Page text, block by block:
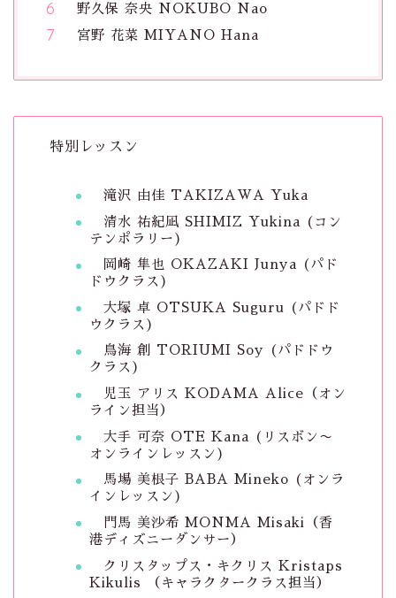
野久保 奈央 NOKUBO Nao
宮野 花菜 MIYANO Hana
特別レッスン
滝沢 由佳 TAKIZAWA Yuka
清水 祐紀凪 SHIMIZ Yukina (コン
テンポラリー)
岡崎 隼也 OKAZAKI Junya (パド
ドウクラス)
大塚 卓 OTSUKA Suguru (パドド
ウクラス)
鳥海 創 TORIUMI Soy (パドドウ
クラス)
児玉 アリス KODAMA Alice（オン
ライン担当）
大手 可奈 OTE Kana (リスボン〜
オンラインレッスン)
馬場 美根子 BABA Mineko (オンラ
インレッスン)
門馬 美沙希 MONMA Misaki（香
港ディズニーダンサー）
クリスタップス・キクリス Kristaps
Kikulis （キャラクタークラス担当）